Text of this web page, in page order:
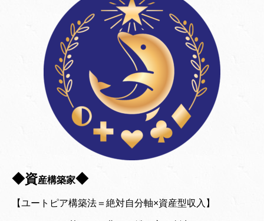
◆資産構築家◆
【ユートピア構築法＝絶対自分軸×資産型収入】